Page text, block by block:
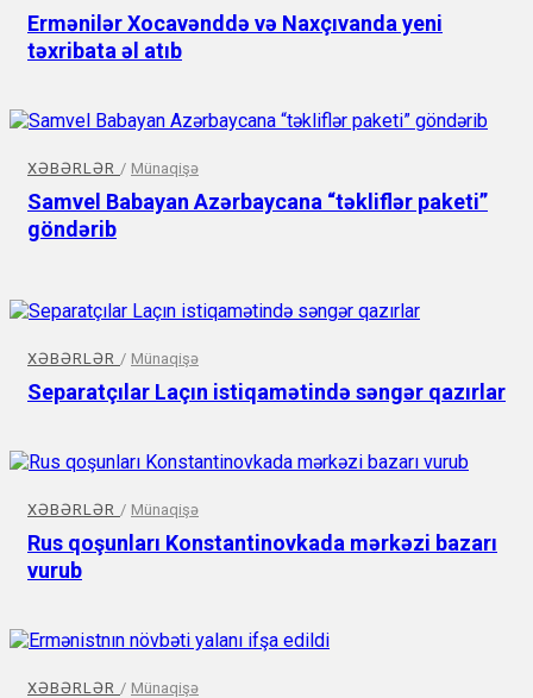
Ermənilər Xocavənddə və Naxçıvanda yeni
təxribata əl atıb
XƏBƏRLƏR / Münaqişə
Samvel Babayan Azərbaycana “təkliflər paketi”
göndərib
XƏBƏRLƏR / Münaqişə
Separatçılar Laçın istiqamətində səngər qazırlar
XƏBƏRLƏR / Münaqişə
Rus qoşunları Konstantinovkada mərkəzi bazarı
vurub
XƏBƏRLƏR / Münaqişə